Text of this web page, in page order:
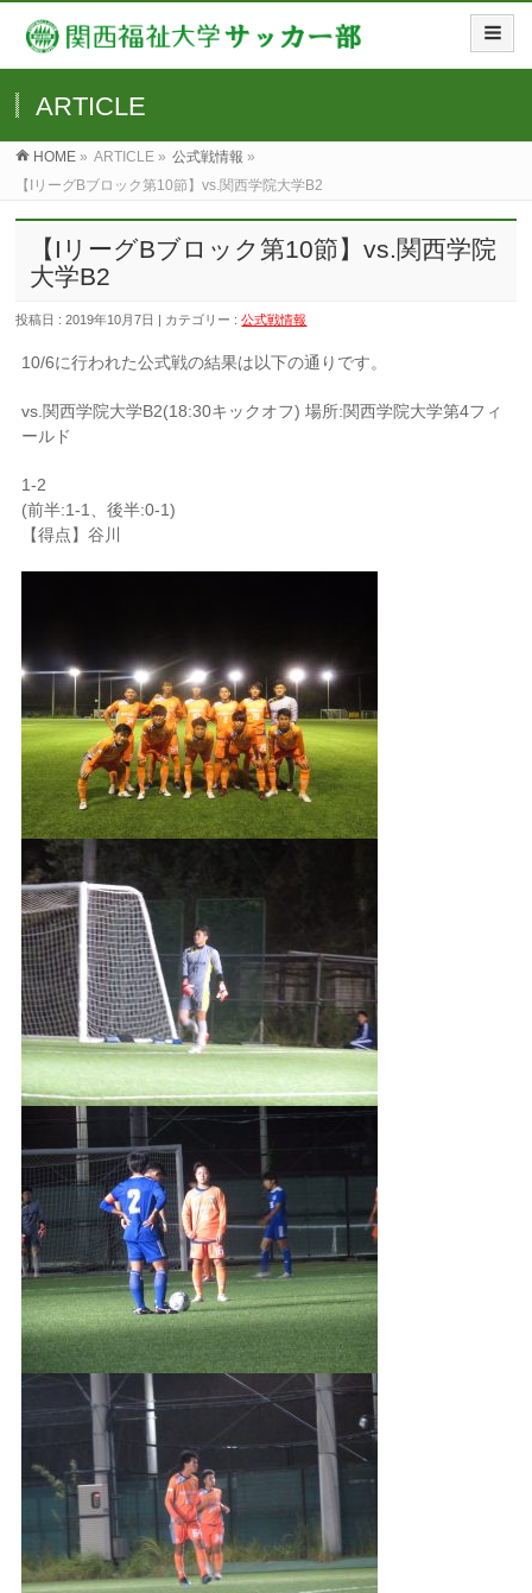
ARTICLE
HOME » ARTICLE » 公式戦情報 »
【IリーグBブロック第10節】vs.関西学院大学B2
【IリーグBブロック第10節】vs.関西学院
大学B2
投稿日 : 2019年10月7日 | カテゴリー :公式戦情報
10/6に行われた公式戦の結果は以下の通りです。
vs.関西学院大学B2(18:30キックオフ) 場所:関西学院大学第4フィ
ールド
1-2
(前半:1-1、後半:0-1)
【得点】谷川